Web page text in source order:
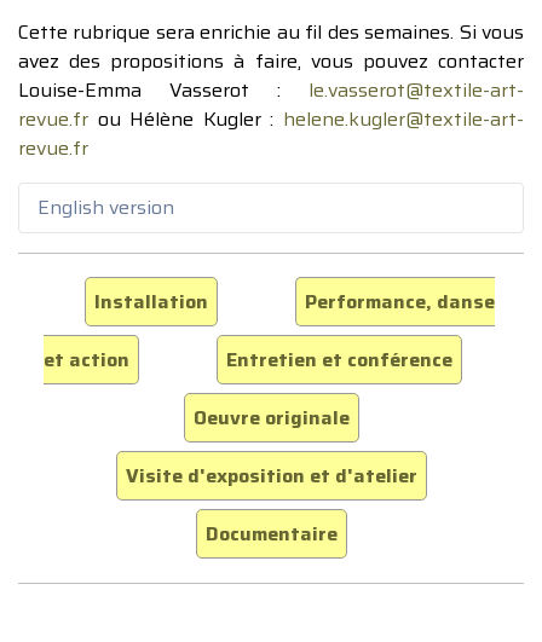
Cette rubrique sera enrichie au fil des semaines. Si vous
avez des propositions à faire, vous pouvez contacter
Louise-Emma Vasserot : le.vasserot@textile-art-
revue.fr ou Hélène Kugler : helene.kugler@textile-art-
revue.fr
English version
Installation
Performance, danse
et action
Entretien et conférence
Oeuvre originale
Visite d'exposition et d'atelier
Documentaire